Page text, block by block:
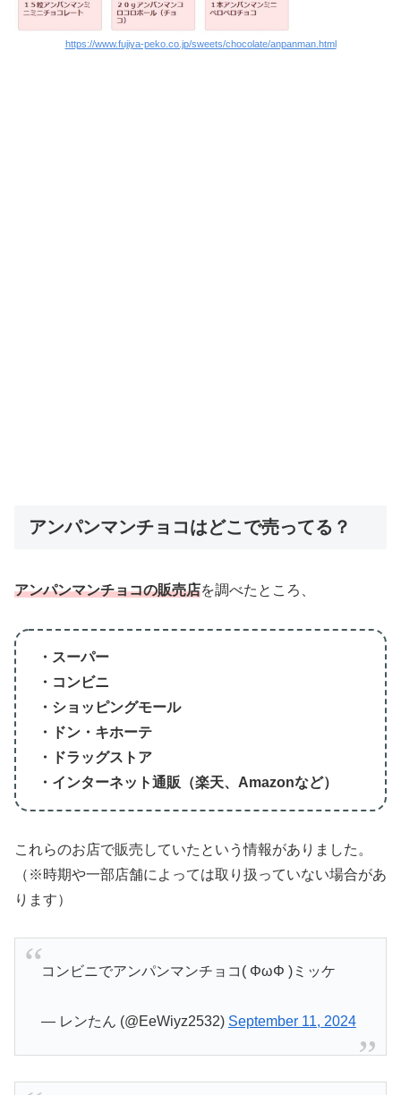
https://www.fujiya-peko.co.jp/sweets/chocolate/anpanman.html
アンパンマンチョコはどこで売ってる？
アンパンマンチョコの販売店を調べたところ、
・スーパー
・コンビニ
・ショッピングモール
・ドン・キホーテ
・ドラッグストア
・インターネット通販（楽天、Amazonなど）
これらのお店で販売していたという情報がありました。
（※時期や一部店舗によっては取り扱っていない場合があ
ります）
コンビニでアンパンマンチョコ( ΦωΦ )ミッケ
— レンたん (@EeWiyz2532) September 11, 2024